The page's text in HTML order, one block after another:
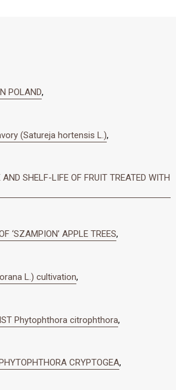
POLAND,
(Satureja hortensis L.),
SHELF-LIFE OF FRUIT TREATED WITH
‘SZAMPION’ APPLE TREES,
L.) cultivation,
Phytophthora citrophthora,
CRYPTOGEA,